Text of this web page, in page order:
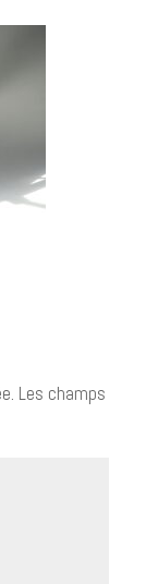
Les champs